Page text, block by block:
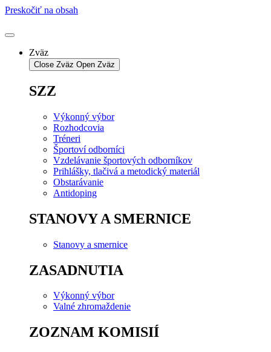
Preskočiť na obsah
Zväz
Close Zväz Open Zväz
SZZ
Výkonný výbor
Rozhodcovia
Tréneri
Športoví odborníci
Vzdelávanie športových odborníkov
Prihlášky, tlačivá a metodický materiál
Obstarávanie
Antidoping
STANOVY A SMERNICE
Stanovy a smernice
ZASADNUTIA
Výkonný výbor
Valné zhromaždenie
ZOZNAM KOMISIÍ